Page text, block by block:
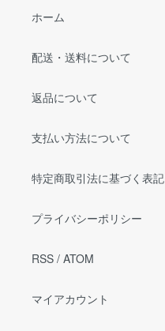
ホーム
配送・送料について
返品について
支払い方法について
特定商取引法に基づく表記
プライバシーポリシー
RSS / ATOM
マイアカウント